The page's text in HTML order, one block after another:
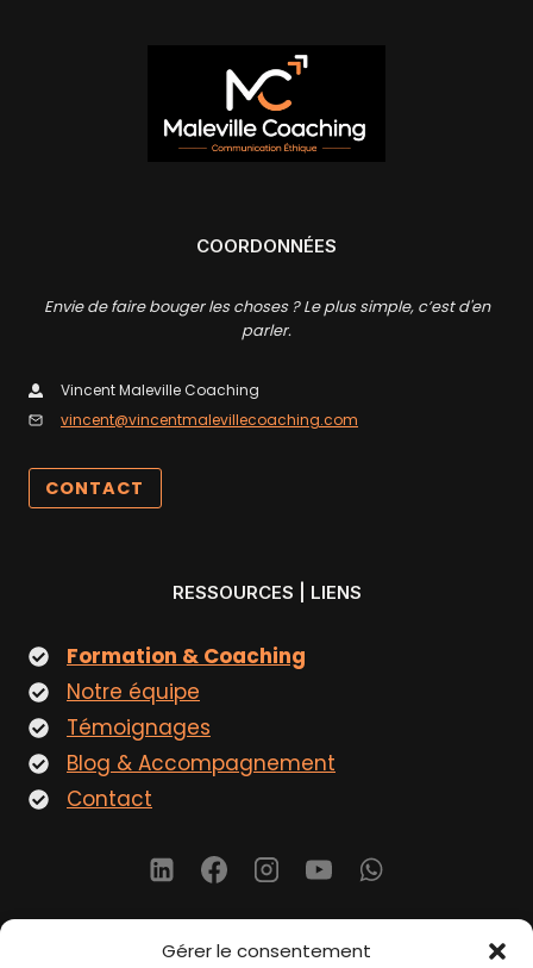
Gérer le consentement
COORDONNÉES
Envie de faire bouger les choses ? Le plus simple, c’est d'en
parler.
Vincent Maleville Coaching
vincent@vincentmalevillecoaching.com
CONTACT
RESSOURCES | LIENS
Formation & Coaching
Notre équipe
Témoignages
Blog & Accompagnement
Contact